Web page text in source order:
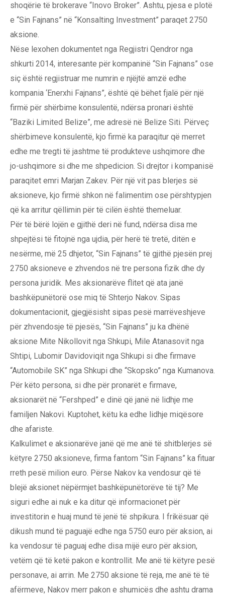
shoqërie të brokerave “Inovo Broker”. Ashtu, pjesa e plotë
e “Sin Fajnans” në “Konsalting Investment” paraqet 2750
aksione.
Nëse lexohen dokumentet nga Regjistri Qendror nga
shkurti 2014, interesante për kompaninë “Sin Fajnans” ose
siç është regjistruar me numrin e njëjtë amzë edhe
kompania ‘Enerxhi Fajnans”, është që bëhet fjalë për një
firmë për shërbime konsulentë, ndërsa pronari është
“Baziki Limited Belize”, me adresë në Belize Siti. Përveç
shërbimeve konsulentë, kjo firmë ka paraqitur që merret
edhe me tregti të jashtme të produkteve ushqimore dhe
jo-ushqimore si dhe me shpedicion. Si drejtor i kompanisë
paraqitet emri Marjan Zakev. Për një vit pas blerjes së
aksioneve, kjo firmë shkon në falimentim ose përshtypjen
që ka arritur qëllimin për të cilën është themeluar.
Për të bërë lojën e gjithë deri në fund, ndërsa disa me
shpejtësi të fitojnë nga ujdia, për herë të tretë, ditën e
nesërme, më 25 dhjetor, “Sin Fajnans” të gjithë pjesën prej
2750 aksioneve e zhvendos në tre persona fizik dhe dy
persona juridik. Mes aksionarëve flitet që ata janë
bashkëpunëtorë ose miq të Shterjo Nakov. Sipas
dokumentacionit, gjegjësisht sipas pesë marrëveshjeve
për zhvendosje të pjesës, “Sin Fajnans” ju ka dhënë
aksione Mite Nikollovit nga Shkupi, Mile Atanasovit nga
Shtipi, Lubomir Davidoviqit nga Shkupi si dhe firmave
“Automobile SK” nga Shkupi dhe “Skopsko” nga Kumanova.
Për këto persona, si dhe për pronarët e firmave,
aksionarët në “Fershped” e dinë që janë në lidhje me
familjen Nakovi. Kuptohet, këtu ka edhe lidhje miqësore
dhe afariste.
Kalkulimet e aksionarëve janë që me anë të shitblerjes së
këtyre 2750 aksioneve, firma fantom “Sin Fajnans” ka fituar
rreth pesë milion euro. Përse Nakov ka vendosur që të
blejë aksionet nëpërmjet bashkëpunëtorëve të tij? Me
siguri edhe ai nuk e ka ditur që informacionet për
investitorin e huaj mund të jenë të shpikura. I frikësuar që
dikush mund të paguajë edhe nga 5750 euro për aksion, ai
ka vendosur të paguaj edhe disa mijë euro për aksion,
vetëm që të ketë pakon e kontrollit. Me anë të këtyre pesë
personave, ai arrin. Me 2750 aksione të reja, me anë të të
afërmeve, Nakov merr pakon e shumicës dhe ashtu drama